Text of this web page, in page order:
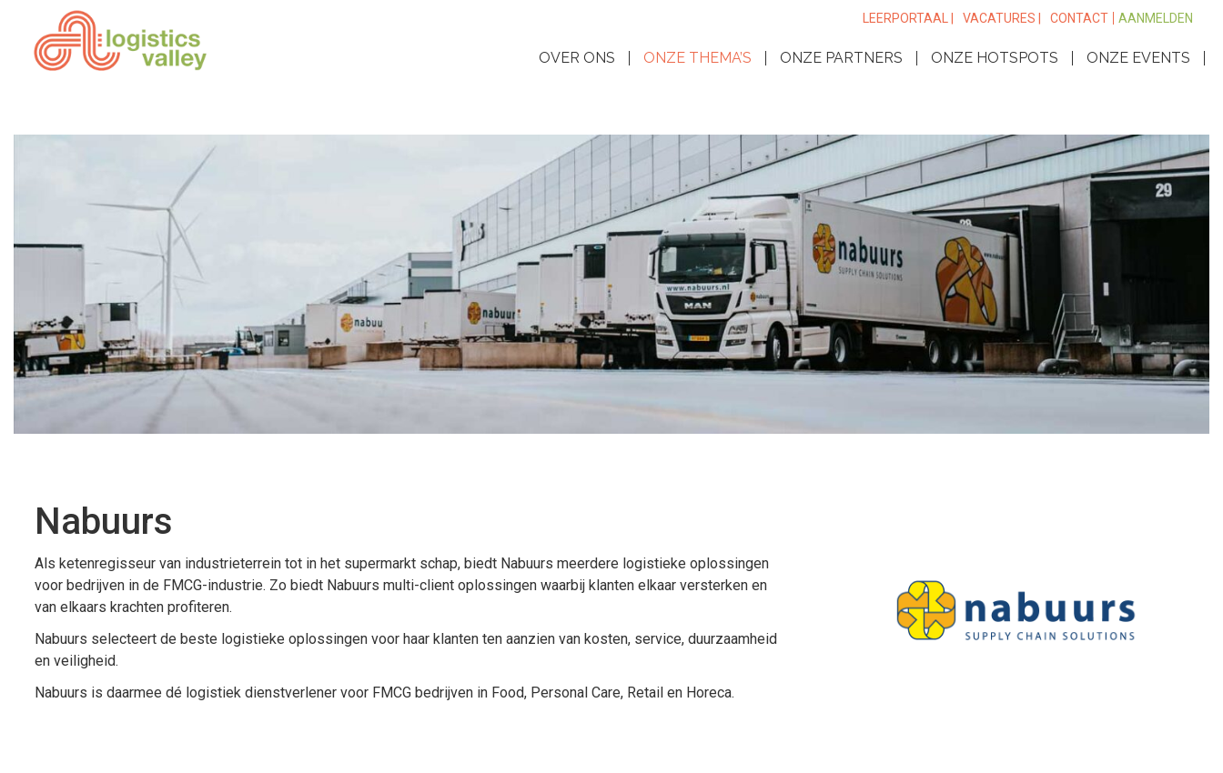
LEERPORTAAL | VACATURES | CONTACT AANMELDEN
OVER ONS ONZE THEMA’S ONZE PARTNERS ONZE HOTSPOTS ONZE EVENTS
Nabuurs
Als ketenregisseur van industrieterrein tot in het supermarkt schap, biedt Nabuurs meerdere logistieke oplossingen
voor bedrijven in de FMCG-industrie. Zo biedt Nabuurs multi-client oplossingen waarbij klanten elkaar versterken en
van elkaars krachten profiteren.
Nabuurs selecteert de beste logistieke oplossingen voor haar klanten ten aanzien van kosten, service, duurzaamheid
en veiligheid.
Nabuurs is daarmee dé logistiek dienstverlener voor FMCG bedrijven in Food, Personal Care, Retail en Horeca.